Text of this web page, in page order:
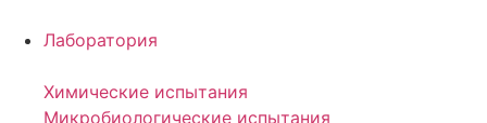
Лаборатория
Химические испытания
Микробиологические испытания